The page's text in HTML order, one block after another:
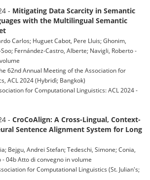
- Mitigating Data Scarcity in Semantic
with the Multilingual Semantic
Carlos; Huguet Cabot, Pere Lluis; Ghonim,
Fernández-Castro, Alberte; Navigli, Roberto -
62nd Annual Meeting of the Association for
ACL 2024 (Hybridì; Bangkok)
for Computational Linguistics: ACL 2024 -
- CroCoAlign: A Cross-Lingual, Context-
Sentence Alignment System for Long
Bejgu, Andrei Stefan; Tedeschi, Simone; Conia,
04b Atto di convegno in volume
for Computational Linguistics (St. Julian's;